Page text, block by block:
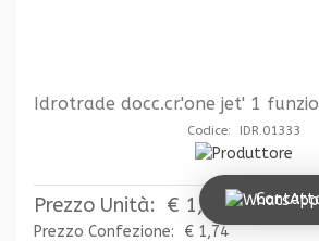
Idrotrade docc.cr.'one jet' 1
Codice: IDR.01333
Prezzo Unità: € 1,74
Prezzo Confezione: € 1,74